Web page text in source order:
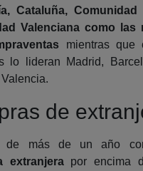
Cataluña,
Valenciana como las
mientras que
lo lideran Madrid,
de
de más de un año
extranjerapor encima